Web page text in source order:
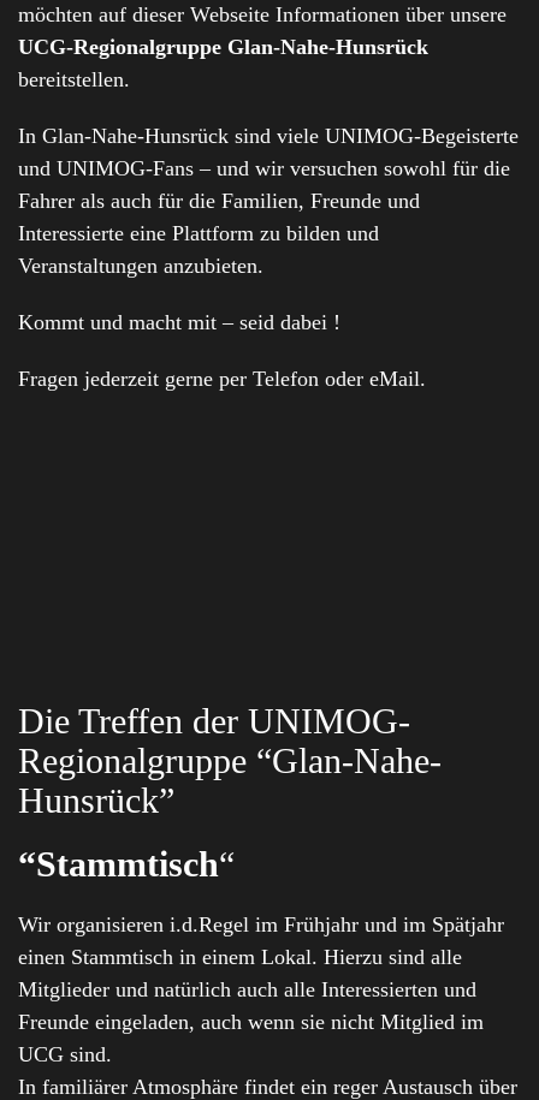
möchten auf dieser Webseite Informationen über unsere
UCG-Regionalgruppe Glan-Nahe-Hunsrück
bereitstellen.
In Glan-Nahe-Hunsrück sind viele UNIMOG-Begeisterte
und UNIMOG-Fans – und wir versuchen sowohl für die
Fahrer als auch für die Familien, Freunde und
Interessierte eine Plattform zu bilden und
Veranstaltungen anzubieten.
Kommt und macht mit – seid dabei !
Fragen jederzeit gerne per Telefon oder eMail.
Die Treffen der UNIMOG-
Regionalgruppe “Glan-Nahe-
Hunsrück”
“Stammtisch“
Wir organisieren i.d.Regel im Frühjahr und im Spätjahr
einen Stammtisch in einem Lokal. Hierzu sind alle
Mitglieder und natürlich auch alle Interessierten und
Freunde eingeladen, auch wenn sie nicht Mitglied im
UCG sind.
In familiärer Atmosphäre findet ein reger Austausch über